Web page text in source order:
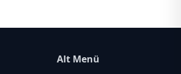
Alt Menü